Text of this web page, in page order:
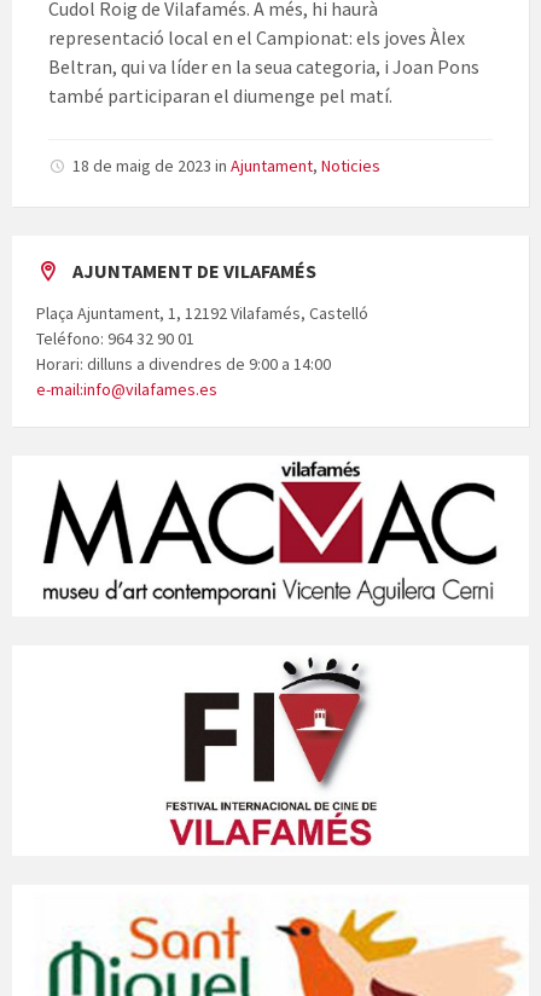
Cudol Roig de Vilafamés. A més, hi haurà
representació local en el Campionat: els joves Àlex
Beltran, qui va líder en la seua categoria, i Joan Pons
també participaran el diumenge pel matí.
18 de maig de 2023 in Ajuntament, Noticies
AJUNTAMENT DE VILAFAMÉS
Plaça Ajuntament, 1, 12192 Vilafamés, Castelló
Teléfono: 964 32 90 01
Horari: dilluns a divendres de 9:00 a 14:00
e-mail:info@vilafames.es